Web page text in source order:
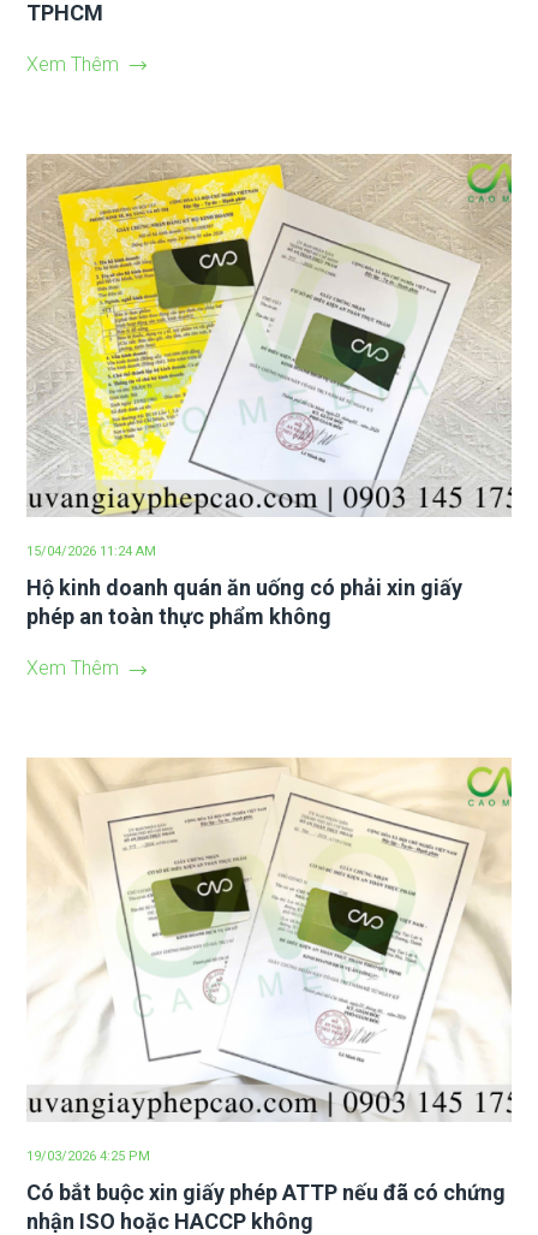
TPHCM
Xem Thêm
15/04/2026 11:24 AM
Hộ kinh doanh quán ăn uống có phải xin giấy
phép an toàn thực phẩm không
Xem Thêm
19/03/2026 4:25 PM
Có bắt buộc xin giấy phép ATTP nếu đã có chứng
nhận ISO hoặc HACCP không